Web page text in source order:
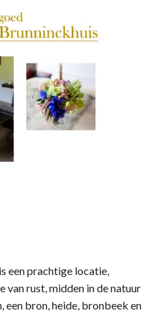
een prachtige locatie,
van rust, midden in de natuur
een bron, heide, bronbeek en